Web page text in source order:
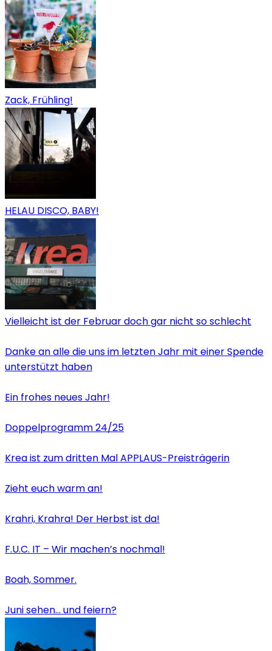
Zack, Frühling!
HELAU DISCO, BABY!
Vielleicht ist der Februar doch gar nicht so schlecht
Danke an alle die uns im letzten Jahr mit einer Spende
unterstützt haben
Ein frohes neues Jahr!
Doppelprogramm 24/25
Krea ist zum dritten Mal APPLAUS-Preisträgerin
Zieht euch warm an!
Krahri, Krahra! Der Herbst ist da!
F.U.C. IT – Wir machen’s nochmal!
Boah, Sommer.
Juni sehen… und feiern?